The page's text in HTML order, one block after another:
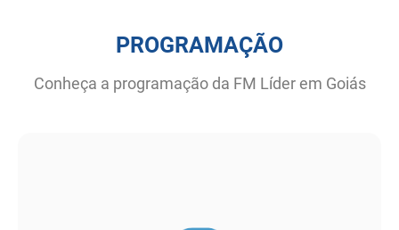
PROGRAMAÇÃO
Conheça a programação da FM Líder em Goiás